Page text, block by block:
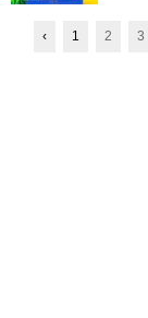
‹ 1 2 3